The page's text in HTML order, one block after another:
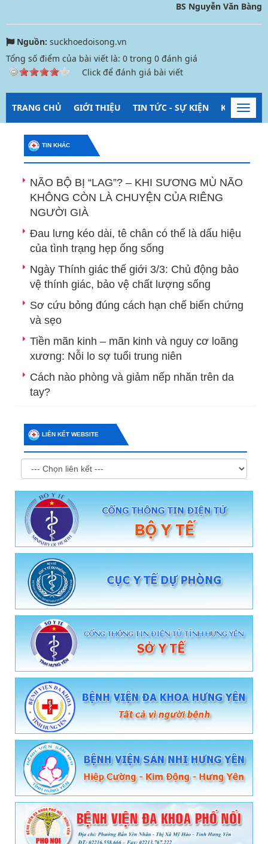
BS Nguyễn Văn Bàng
Nguồn: suckhoedoisong.vn
Tổng số điểm của bài viết là: 0 trong 0 đánh giá
Click để đánh giá bài viết
TRANG CHỦ GIỚI THIỆU TIN TỨC - SỰ KIỆN KIỂM
TIN KHÁC
NÃO BỘ BỊ “LAG”? – KHI SƯƠNG MÙ NÃO
KHÔNG CÒN LÀ CHUYỆN CỦA RIÊNG
NGƯỜI GIÀ
Đau lưng kéo dài, tê chân có thể là dấu hiệu
của tình trạng hẹp ống sống
Ngày Thính giác thế giới 3/3: Chủ động bảo
vệ thính giác, bảo vệ chất lượng sống
Sơ cứu bỏng đúng cách hạn chế biến chứng
và sẹo
Tiền mãn kinh – mãn kinh và nguy cơ loãng
xương: Nỗi lo sợ tuổi trung niên
Cách nào phòng và giảm nếp nhăn trên da
tay?
LIÊN KẾT WEBSITE